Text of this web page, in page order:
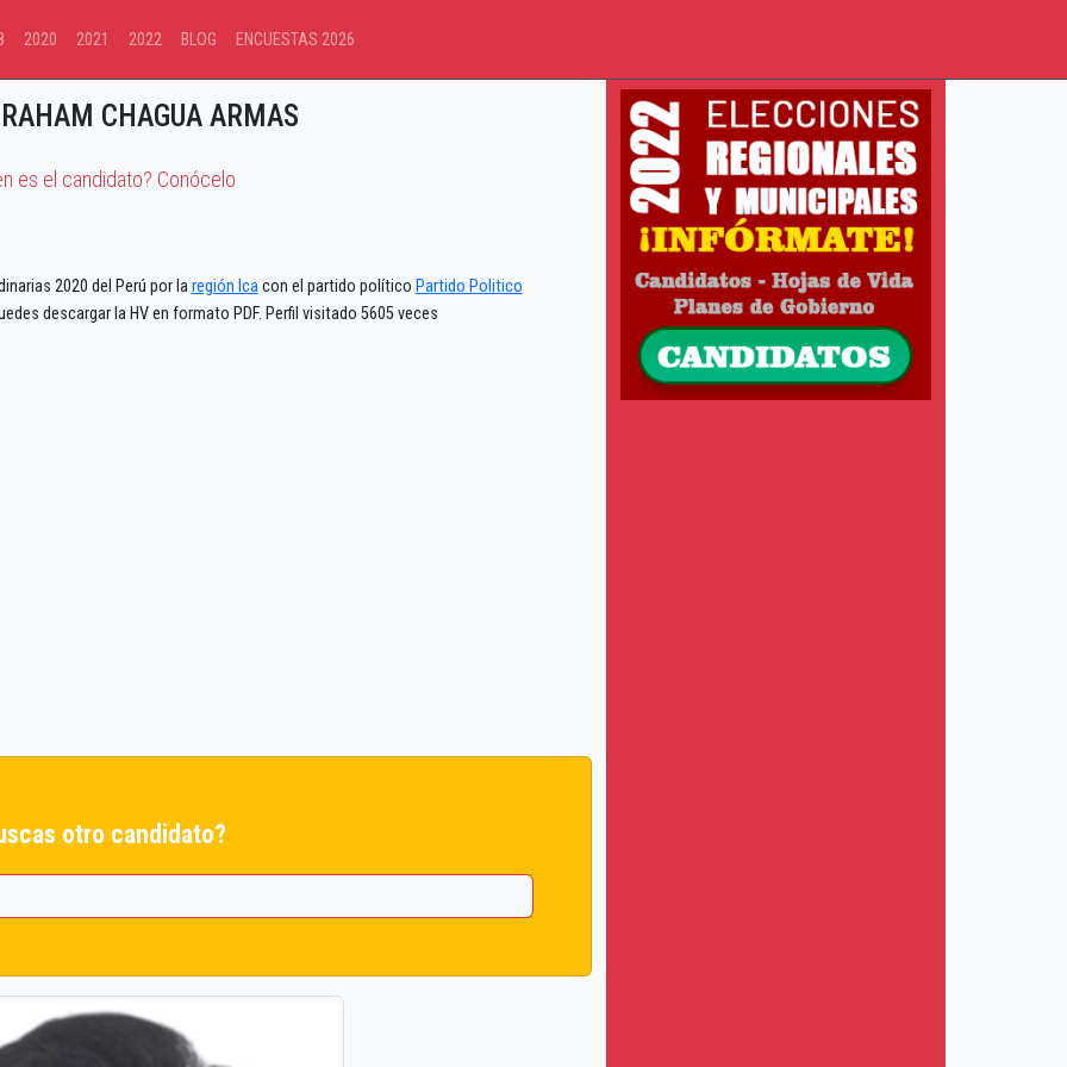
2020 2021 2022 BLOG ENCUESTAS 2026
CHAGUA ARMAS
es el candidato? Conócelo
2020 del Perú por laregión Icacon el partido político Partido Politico
descargar la HV en formato PDF. Perfil visitado 5605 veces
otro candidato?